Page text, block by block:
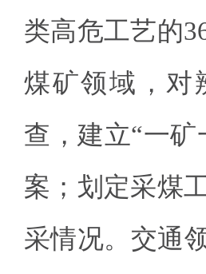
类高危工艺的
煤矿领域，对
查，建立“一
案；划定采煤
采情况。交通